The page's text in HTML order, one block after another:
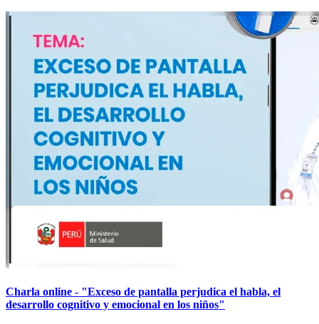
Charla online - "Exceso de pantalla perjudica el habla, el
desarrollo cognitivo y emocional en los niños"